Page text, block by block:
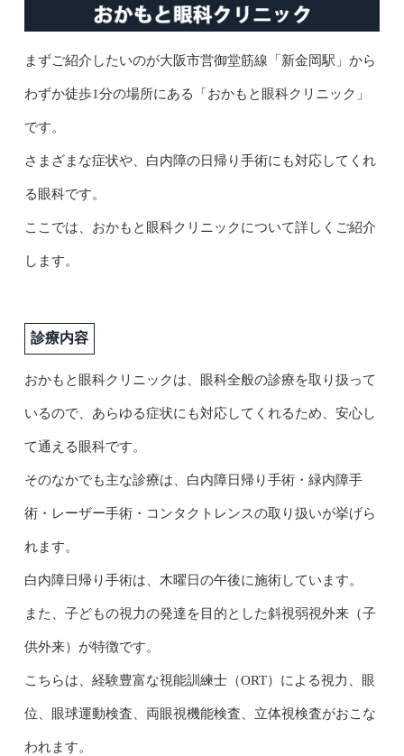
まずご紹介したいのが大阪市営御堂筋線「新金岡駅」から
わずか徒歩1分の場所にある「おかもと眼科クリニック」
です。
さまざまな症状や、白内障の日帰り手術にも対応してくれ
る眼科です。
ここでは、おかもと眼科クリニックについて詳しくご紹介
します。
診療内容
おかもと眼科クリニックは、眼科全般の診療を取り扱って
いるので、あらゆる症状にも対応してくれるため、安心し
て通える眼科です。
そのなかでも主な診療は、白内障日帰り手術・緑内障手
術・レーザー手術・コンタクトレンスの取り扱いが挙げら
れます。
白内障日帰り手術は、木曜日の午後に施術しています。
また、子どもの視力の発達を目的とした斜視弱視外来（子
供外来）が特徴です。
こちらは、経験豊富な視能訓練士（ORT）による視力、眼
位、眼球運動検査、両眼視機能検査、立体視検査がおこな
われます。